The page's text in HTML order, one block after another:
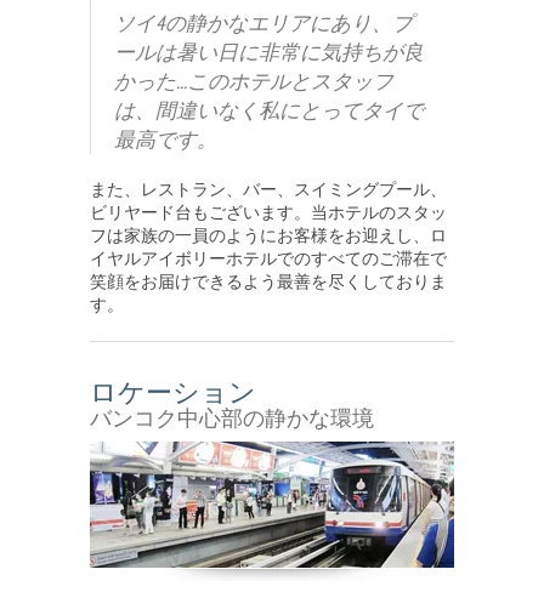
ソイ4の静かなエリアにあり、プ
ールは暑い日に非常に気持ちが良
かった...このホテルとスタッフ
は、間違いなく私にとってタイで
最高です。
また、レストラン、バー、スイミングプール、
ビリヤード台もございます。当ホテルのスタッ
フは家族の一員のようにお客様をお迎えし、ロ
イヤルアイボリーホテルでのすべてのご滞在で
笑顔をお届けできるよう最善を尽くしておりま
す。
ロケーション
バンコク中心部の静かな環境